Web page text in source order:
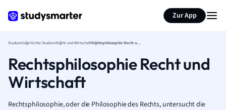
Zur App
StudiumGeschichte StudiumRecht und Wirtschaft Rechtsphilosophie Recht und Wirtschaft
Rechtsphilosophie Recht und
Wirtschaft
Rechtsphilosophie, oder die Philosophie des Rechts, untersucht die